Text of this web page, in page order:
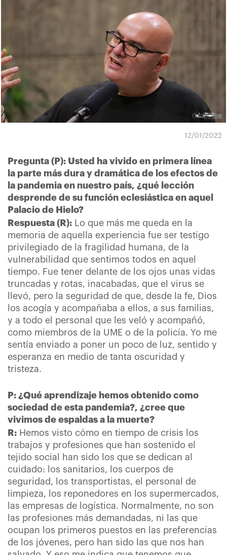
12/01/2022
Pregunta (P): Usted ha vivido en primera línea
la parte más dura y dramática de los efectos de
la pandemia en nuestro país, ¿qué lección
desprende de su función eclesiástica en aquel
Palacio de Hielo?
Respuesta (R): Lo que más me queda en la
memoria de aquella experiencia fue ser testigo
privilegiado de la fragilidad humana, de la
vulnerabilidad que sentimos todos en aquel
tiempo. Fue tener delante de los ojos unas vidas
truncadas y rotas, inacabadas, que el virus se
llevó, pero la seguridad de que, desde la fe, Dios
los acogía y acompañaba a ellos, a sus familias,
y a todo el personal que les veló y acompañó,
como miembros de la UME o de la policía. Yo me
sentía enviado a poner un poco de luz, sentido y
esperanza en medio de tanta oscuridad y
tristeza.
P: ¿Qué aprendizaje hemos obtenido como
sociedad de esta pandemia?, ¿cree que
vivimos de espaldas a la muerte?
R: Hemos visto cómo en tiempo de crisis los
trabajos y profesiones que han sostenido el
tejido social han sido los que se dedican al
cuidado: los sanitarios, los cuerpos de
seguridad, los transportistas, el personal de
limpieza, los reponedores en los supermercados,
las empresas de logística. Normalmente, no son
las profesiones más demandadas, ni las que
ocupan los primeros puestos en las preferencias
de los jóvenes, pero han sido las que nos han